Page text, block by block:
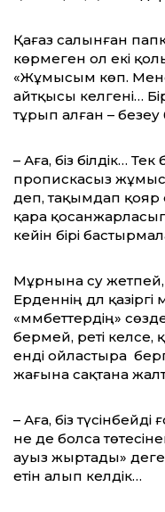
Қағаз салынған
көрмеген ол екі
«Жұмысым көп.
айтқысы келгені…
тұрып алған – безеу
– Аға, біз білдік…
пропискасыз
деп, тақымдап
қара қосанжарласып,
кейін бірі
Мұрнына су
Ерденнің дәл
«мәмбеттердің»
бермей, реті
енді ойластыра
жағына сақтана
– Аға, біз түсінбейді
не де болса
ауыз жыртады»
етін алып келдік…